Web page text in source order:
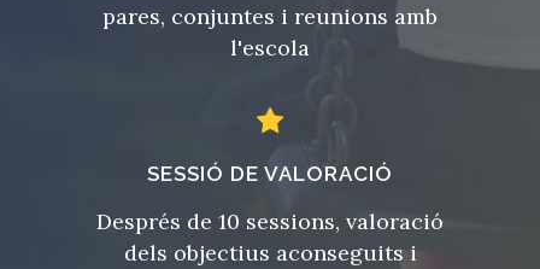
pares, conjuntes i reunions amb
l'escola
SESSIÓ DE VALORACIÓ
Després de 10 sessions, valoració
dels objectius aconseguits i